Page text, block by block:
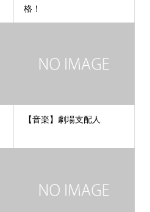
格！
【音楽】劇場支配人